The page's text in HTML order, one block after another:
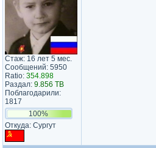
Стаж: 16 лет 5 мес.
Сообщений: 5950
Ratio: 354.898
Раздал: 9.856 TB
Поблагодарили:
1817
100%
Откуда: Сургут